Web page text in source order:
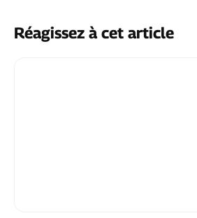
Réagissez à cet article